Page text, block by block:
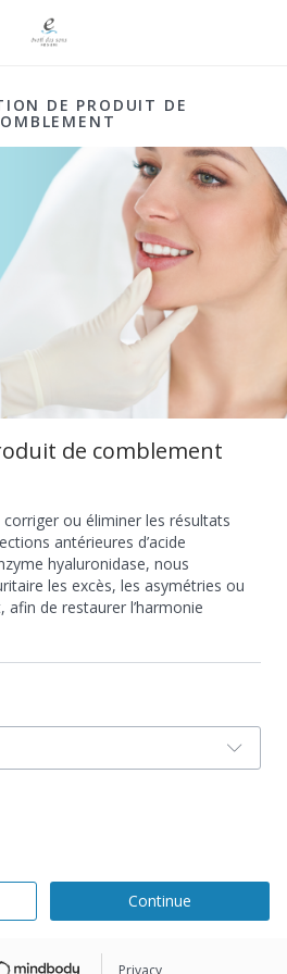
DE PRODUIT DE
de comblement
ou éliminer les résultats
antérieures d’acide
hyaluronidase, nous
les excès, les asymétries ou
de restaurer l’harmonie
Continue
Privacy